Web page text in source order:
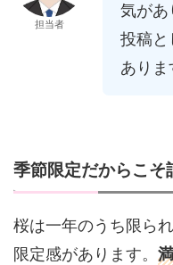
担当者
気があ
投稿と
ありま
季節限定だからこそ
桜は一年のうち限ら
限定感があります。